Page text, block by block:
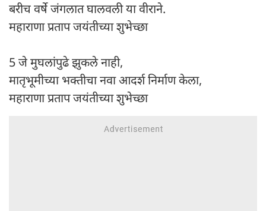
बरीच वर्षे जंगलात घालवली या वीराने.
महाराणा प्रताप जयंतीच्या शुभेच्छा
5 जे मुघलांपुढे झुकले नाही,
मातृभूमीच्या भक्तीचा नवा आदर्श निर्माण केला,
महाराणा प्रताप जयंतीच्या शुभेच्छा